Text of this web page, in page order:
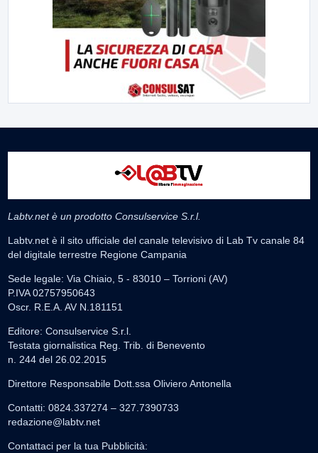
Labtv.net è un prodotto Consulservice S.r.l.
Labtv.net è il sito ufficiale del canale televisivo di Lab Tv canale 84
del digitale terrestre Regione Campania
Sede legale: Via Chiaio, 5 - 83010 – Torrioni (AV)
P.IVA 02757950643
Oscr. R.E.A. AV N.181151
Editore: Consulservice S.r.l.
Testata giornalistica Reg. Trib. di Benevento
n. 244 del 26.02.2015
Direttore Responsabile Dott.ssa Oliviero Antonella
Contatti: 0824.337274 – 327.7390733
redazione@labtv.net
Contattaci per la tua Pubblicità: